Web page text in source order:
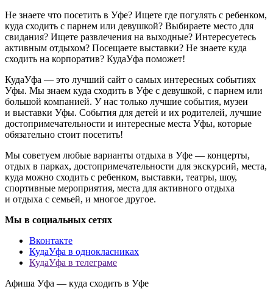
Не знаете что посетить в Уфе? Ищете где погулять с ребенком,
куда сходить с парнем или девушкой? Выбираете место для
свидания? Ищете развлечения на выходные? Интересуетесь
активным отдыхом? Посещаете выставки? Не знаете куда
сходить на корпоратив? КудаУфа поможет!
КудаУфа — это лучший сайт о самых интересных событиях
Уфы. Мы знаем куда сходить в Уфе с девушкой, с парнем или
большой компанией. У нас только лучшие события, музеи
и выставки Уфы. События для детей и их родителей, лучшие
достопримечательности и интересные места Уфы, которые
обязательно стоит посетить!
Мы советуем любые варианты отдыха в Уфе — концерты,
отдых в парках, достопримечательности для экскурсий, места,
куда можно сходить с ребенком, выставки, театры, шоу,
спортивные мероприятия, места для активного отдыха
и отдыха с семьей, и многое другое.
Мы в социальных сетях
Вконтакте
КудаУфа в однокласниках
КудаУфа в телеграме
Афиша Уфа — куда сходить в Уфе